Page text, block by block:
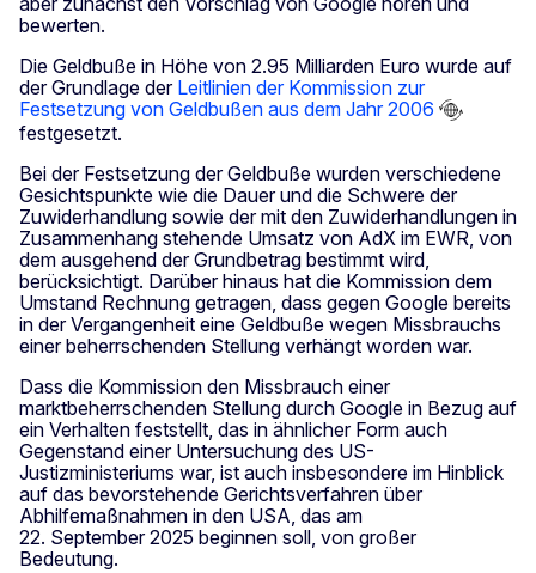
bewerten.
Die Geldbuße in Höhe von 2.95 Milliarden Euro wurde auf
der Grundlage der Leitlinien der Kommission zur
Festsetzung von Geldbußen aus dem Jahr 2006
festgesetzt.
Bei der Festsetzung der Geldbuße wurden verschiedene
Gesichtspunkte wie die Dauer und die Schwere der
Zuwiderhandlung sowie der mit den Zuwiderhandlungen in
Zusammenhang stehende Umsatz von AdX im EWR, von
dem ausgehend der Grundbetrag bestimmt wird,
berücksichtigt. Darüber hinaus hat die Kommission dem
Umstand Rechnung getragen, dass gegen Google bereits
in der Vergangenheit eine Geldbuße wegen Missbrauchs
einer beherrschenden Stellung verhängt worden war.
Dass die Kommission den Missbrauch einer
marktbeherrschenden Stellung durch Google in Bezug auf
ein Verhalten feststellt, das in ähnlicher Form auch
Gegenstand einer Untersuchung des US-
Justizministeriums war, ist auch insbesondere im Hinblick
auf das bevorstehende Gerichtsverfahren über
Abhilfemaßnahmen in den USA, das am
22. September 2025 beginnen soll, von großer
Bedeutung.